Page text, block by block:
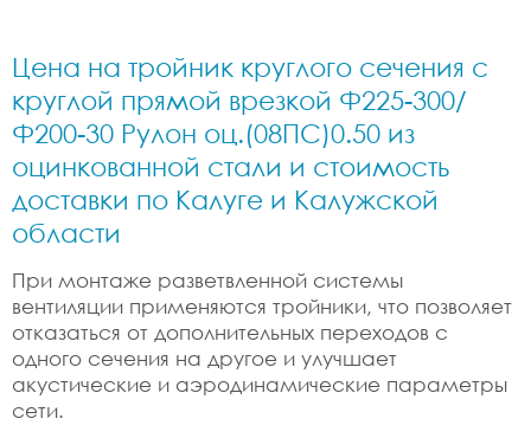
Цена на тройник круглого сечения с
круглой прямой врезкой Ф225-300/
Ф200-30 Рулон оц.(08ПС)0.50 из
оцинкованной стали и стоимость
доставки по Калуге и Калужской
области
При монтаже разветвленной системы
вентиляции применяются тройники, что позволяет
отказаться от дополнительных переходов с
одного сечения на другое и улучшает
акустические и аэродинамические параметры
сети.